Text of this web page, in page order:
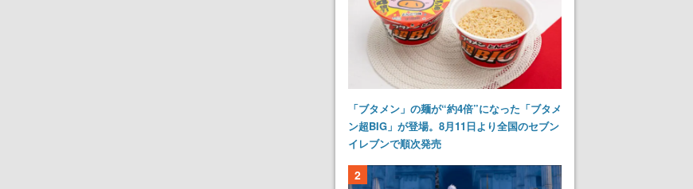
「ブタメン」の麺が“約4倍”になった「ブタメ
ン超BIG」が登場。8月11日より全国のセブン
イレブンで順次発売
2